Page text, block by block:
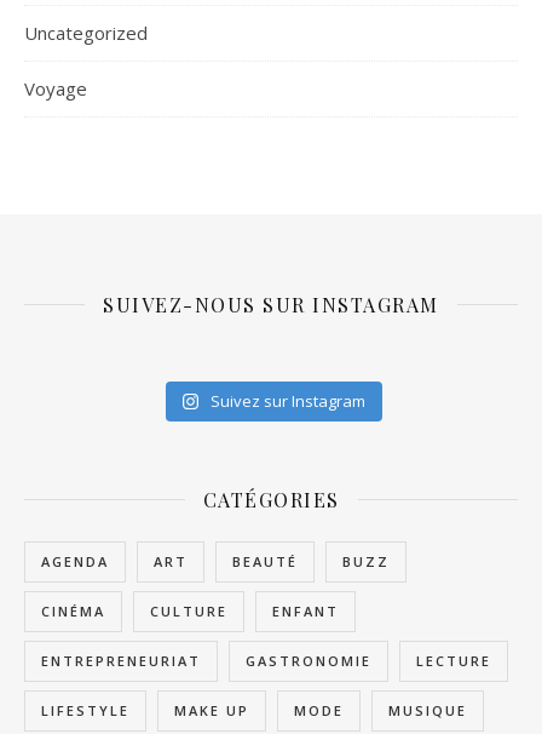
Uncategorized
Voyage
SUIVEZ-NOUS SUR INSTAGRAM
Suivez sur Instagram
CATÉGORIES
AGENDA ART BEAUTÉ BUZZ
CINÉMA CULTURE ENFANT
ENTREPRENEURIAT GASTRONOMIE LECTURE
LIFESTYLE MAKE UP MODE MUSIQUE